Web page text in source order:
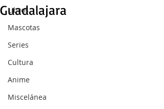
Libros
Mascotas
Series
Cultura
Anime
Miscelánea
Guadalajara